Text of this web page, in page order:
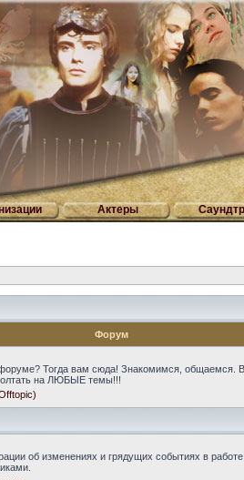
Актеры
Форум
Тогда вам сюда! Знакомимся, общаемся.
на ЛЮБЫЕ темы!!!
об изменениях и грядущих событиях в